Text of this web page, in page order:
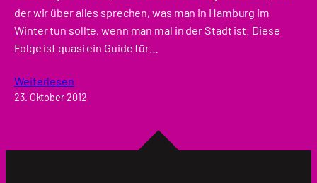
der wir über alles sprechen, was man in Hamburg im
Winter tun sollte, wenn man mal in der Stadt ist. Diese
Folge ist quasi ein Guide für…
Weiterlesen
23. Oktober 2012